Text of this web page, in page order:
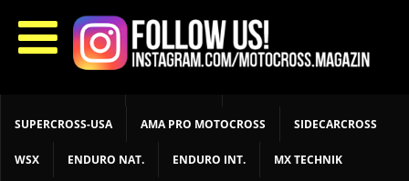
START LIVETIMING MX NEWS MX YOUTH
MX WOMEN MXGP ADAC MX MASTERS MOTOCROSS INT
SUPERCROSS-USA AMA PRO MOTOCROSS SIDECARCROSS
WSX ENDURO NAT. ENDURO INT. MX TECHNIK